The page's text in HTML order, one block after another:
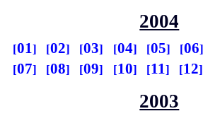
2004
01 02 03 04 05
06
07
08 09 10 11 12
2003